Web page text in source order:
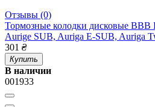
Отзывы (0)
Тормозные колодки дисковые BBB
Aurige SUB, Auriga E-SUB, Auriga
301 ₴
Купить
В наличии
001933